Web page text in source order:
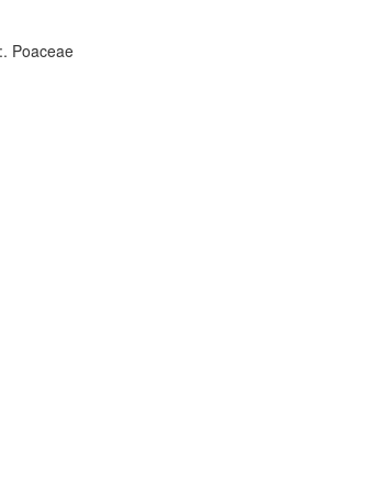
Poaceae